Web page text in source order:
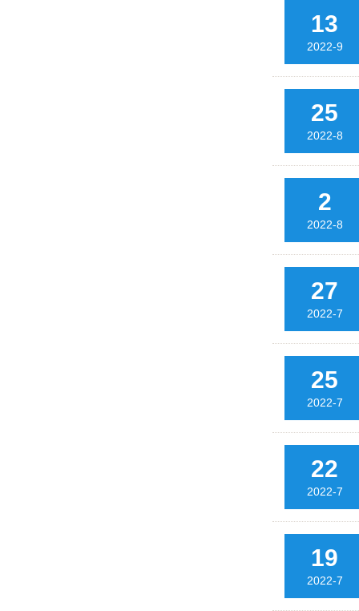
13
2022-9
25
2022-8
2
2022-8
27
2022-7
25
2022-7
22
2022-7
19
2022-7